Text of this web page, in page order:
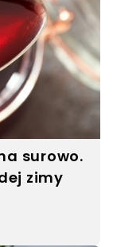
surowo.
zimy